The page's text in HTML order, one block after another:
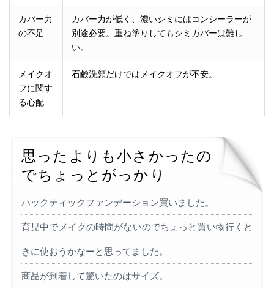
カバー力
の不足
カバー力が低く、濃いシミにはコンシーラーが
別途必要。重ね塗りしてもシミカバーは難し
い。
メイクオ
フに関す
る心配
石鹸洗顔だけではメイクオフが不安。
思ったよりも小さかったの
でちょっとがっかり
ハックティックファンデーション買いました。
育児中でメイクの時間がないのでちょっと買い物行くと
きに使おうかなーと思ってました。
商品が到着して驚いたのはサイズ。